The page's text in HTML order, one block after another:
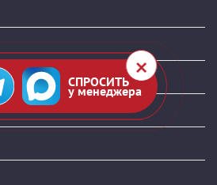
СПРОСИТЬ
у менеджера